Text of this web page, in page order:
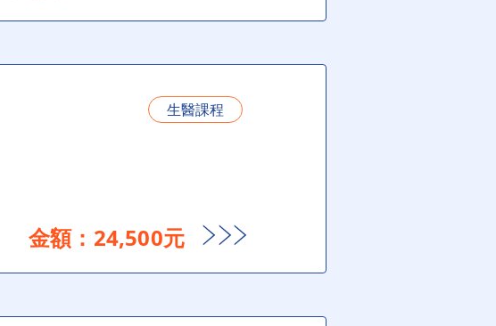
生醫課程
金額：24,500元